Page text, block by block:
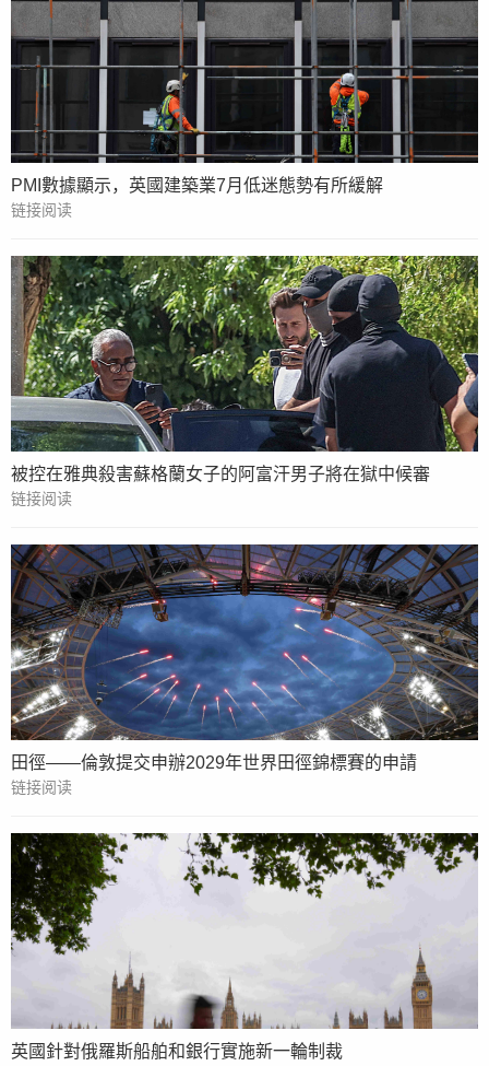
PMI數據顯示，英國建築業7月低迷態勢有所緩解
链接阅读
被控在雅典殺害蘇格蘭女子的阿富汗男子將在獄中候審
链接阅读
田徑——倫敦提交申辦2029年世界田徑錦標賽的申請
链接阅读
英國針對俄羅斯船舶和銀行實施新一輪制裁